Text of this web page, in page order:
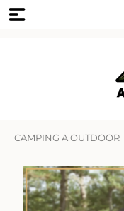
CAMPING A OUTDOOR